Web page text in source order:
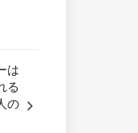
は
る
の